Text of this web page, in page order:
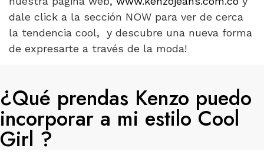
dale click a la sección NOW para ver de cerca
la tendencia cool, y descubre una nueva forma
de expresarte a través de la moda!
¿Qué prendas Kenzo puedo
incorporar a mi estilo Cool
Girl ?